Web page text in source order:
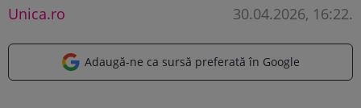
Unica.ro 30.04.2026, 16:22.
Adaugă-ne ca sursă preferată în Google